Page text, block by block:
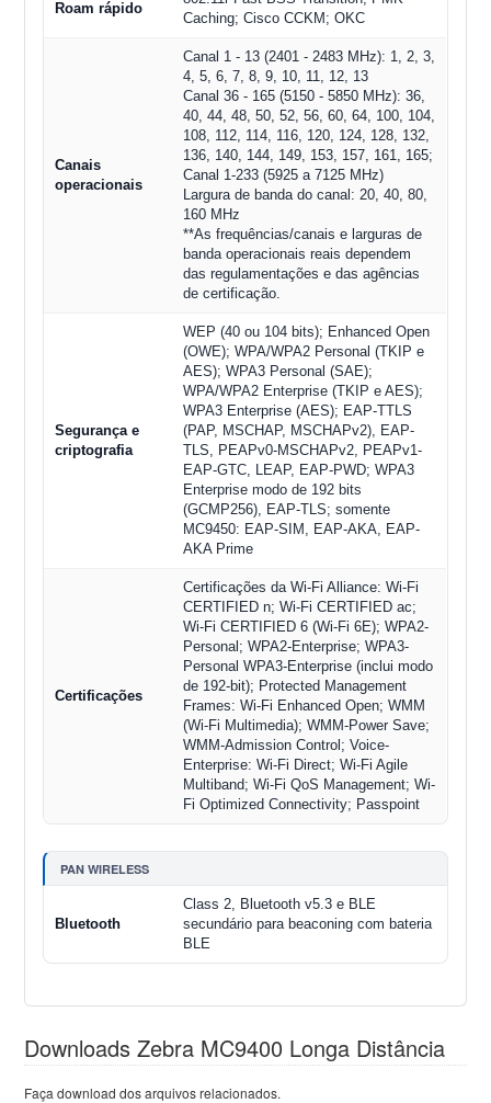
Roam rápido
Caching; Cisco CCKM; OKC
Canais
operacionais
Canal 1 - 13 (2401 - 2483 MHz): 1, 2, 3,
4, 5, 6, 7, 8, 9, 10, 11, 12, 13
Canal 36 - 165 (5150 - 5850 MHz): 36,
40, 44, 48, 50, 52, 56, 60, 64, 100, 104,
108, 112, 114, 116, 120, 124, 128, 132,
136, 140, 144, 149, 153, 157, 161, 165;
Canal 1-233 (5925 a 7125 MHz)
Largura de banda do canal: 20, 40, 80,
160 MHz
**As frequências/canais e larguras de
banda operacionais reais dependem
das regulamentações e das agências
de certificação.
Segurança e
criptografia
WEP (40 ou 104 bits); Enhanced Open
(OWE); WPA/WPA2 Personal (TKIP e
AES); WPA3 Personal (SAE);
WPA/WPA2 Enterprise (TKIP e AES);
WPA3 Enterprise (AES); EAP-TTLS
(PAP, MSCHAP, MSCHAPv2), EAP-
TLS, PEAPv0-MSCHAPv2, PEAPv1-
EAP-GTC, LEAP, EAP-PWD; WPA3
Enterprise modo de 192 bits
(GCMP256), EAP-TLS; somente
MC9450: EAP-SIM, EAP-AKA, EAP-
AKA Prime
Certificações
Certificações da Wi-Fi Alliance: Wi-Fi
CERTIFIED n; Wi-Fi CERTIFIED ac;
Wi-Fi CERTIFIED 6 (Wi-Fi 6E); WPA2-
Personal; WPA2-Enterprise; WPA3-
Personal WPA3-Enterprise (inclui modo
de 192-bit); Protected Management
Frames: Wi-Fi Enhanced Open; WMM
(Wi-Fi Multimedia); WMM-Power Save;
WMM-Admission Control; Voice-
Enterprise: Wi-Fi Direct; Wi-Fi Agile
Multiband; Wi-Fi QoS Management; Wi-
Fi Optimized Connectivity; Passpoint
PAN WIRELESS
Bluetooth
Class 2, Bluetooth v5.3 e BLE
secundário para beaconing com bateria
BLE
Downloads Zebra MC9400 Longa Distância
Faça download dos arquivos relacionados.